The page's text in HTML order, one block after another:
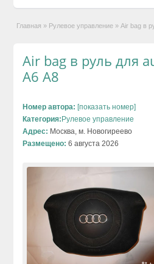
Главная » Рулевое управление » Air bag в
Air bag в руль для
A6 A8
Номер автора: [показать номер]
Категория: Рулевое управление
Адрес: Москва, м. Новогиреево
Размещено: 6 августа 2026